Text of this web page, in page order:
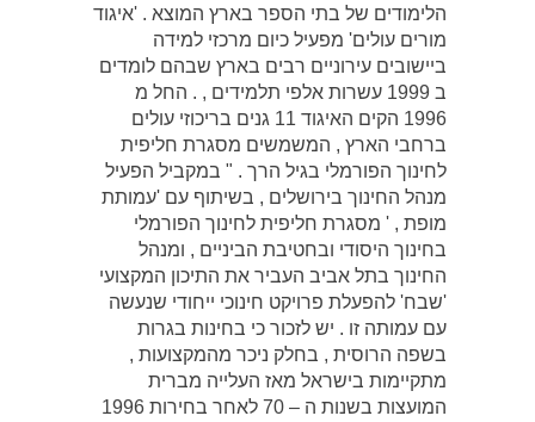
הלימודים של בתי הספר בארץ המוצא . 'איגוד
מורים עולים' מפעיל כיום מרכזי למידה
ביישובים עירוניים רבים בארץ שבהם לומדים
ב 1999 עשרות אלפי תלמידים , . החל מ
1996 הקים האיגוד 11 גנים בריכוזי עולים
ברחבי הארץ , המשמשים מסגרת חליפית
לחינוך הפורמלי בגיל הרך . " במקביל הפעיל
מנהל החינוך בירושלים , בשיתוף עם 'עמותת
מופת , ' מסגרת חליפית לחינוך הפורמלי
בחינוך היסודי ובחטיבת הביניים , ומנהל
החינוך בתל אביב העביר את התיכון המקצועי
'שבח' להפעלת פרויקט חינוכי ייחודי שנעשה
עם עמותה זו . יש לזכור כי בחינות בגרות
בשפה הרוסית , בחלק ניכר מהמקצועות ,
מתקיימות בישראל מאז העלייה מברית
המועצות בשנות ה – 70 לאחר בחירות 1996